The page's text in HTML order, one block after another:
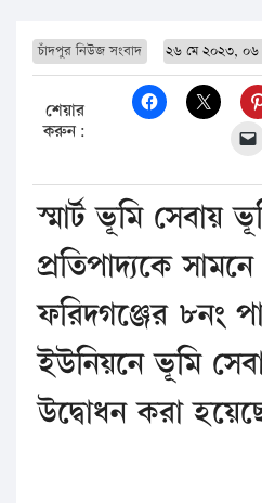
চাঁদপুর নিউজ সংবাদ ২৬ মে ২০২৩,
শেয়ার
করুন:
স্মার্ট ভূমি সেবায়
প্রতিপাদ্যকে
ফরিদগঞ্জের ৮নং
ইউনিয়নে ভূমি
উদ্বোধন করা